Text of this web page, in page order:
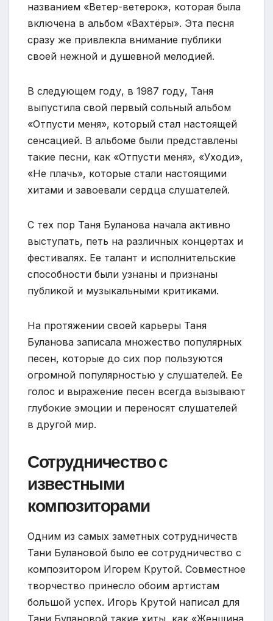
названием «Ветер-ветерок», которая была
включена в альбом «Вахтёры». Эта песня
сразу же привлекла внимание публики
своей нежной и душевной мелодией.
В следующем году, в 1987 году, Таня
выпустила свой первый сольный альбом
«Отпусти меня», который стал настоящей
сенсацией. В альбоме были представлены
такие песни, как «Отпусти меня», «Уходи»,
«Не плачь», которые стали настоящими
хитами и завоевали сердца слушателей.
С тех пор Таня Буланова начала активно
выступать, петь на различных концертах и
фестивалях. Ее талант и исполнительские
способности были узнаны и признаны
публикой и музыкальными критиками.
На протяжении своей карьеры Таня
Буланова записала множество популярных
песен, которые до сих пор пользуются
огромной популярностью у слушателей. Ее
голос и выражение песен всегда вызывают
глубокие эмоции и переносят слушателей
в другой мир.
Сотрудничество с
известными
композиторами
Одним из самых заметных сотрудничеств
Тани Булановой было ее сотрудничество с
композитором Игорем Крутой. Совместное
творчество принесло обоим артистам
большой успех. Игорь Крутой написал для